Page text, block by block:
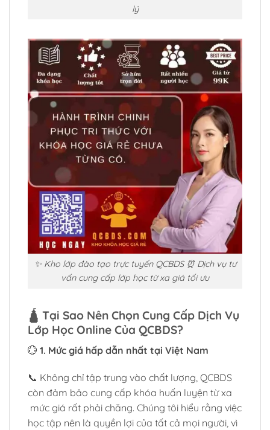
lý
✨ Kho lớp đào tạo trực tuyến QCBDS ⏰ Dịch vụ tư
vấn cung cấp lớp học từ xa giá tối ưu
🛕 Tại Sao Nên Chọn Cung Cấp Dịch Vụ
Lớp Học Online Của QCBDS?
💮 1. Mức giá hấp dẫn nhất tại Việt Nam
📞 Không chỉ tập trung vào chất lượng, QCBDS
còn đảm bảo cung cấp khóa huấn luyện từ xa
mức giá rất phải chăng. Chúng tôi hiểu rằng việc
học tập nên là quyền lợi của tất cả mọi người, vì